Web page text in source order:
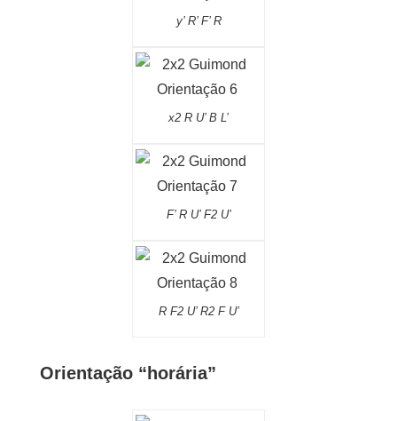
y’ R’ F’ R
x2 R U’ B L’
F’ R U’ F2 U’
R F2 U’ R2 F U’
Orientação “horária”